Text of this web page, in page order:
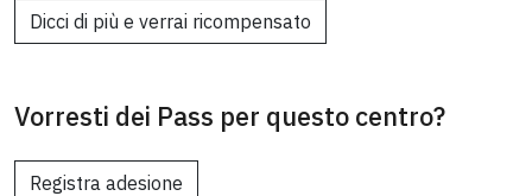
Dicci di più e verrai ricompensato
Vorresti dei Pass per questo centro?
Registra adesione